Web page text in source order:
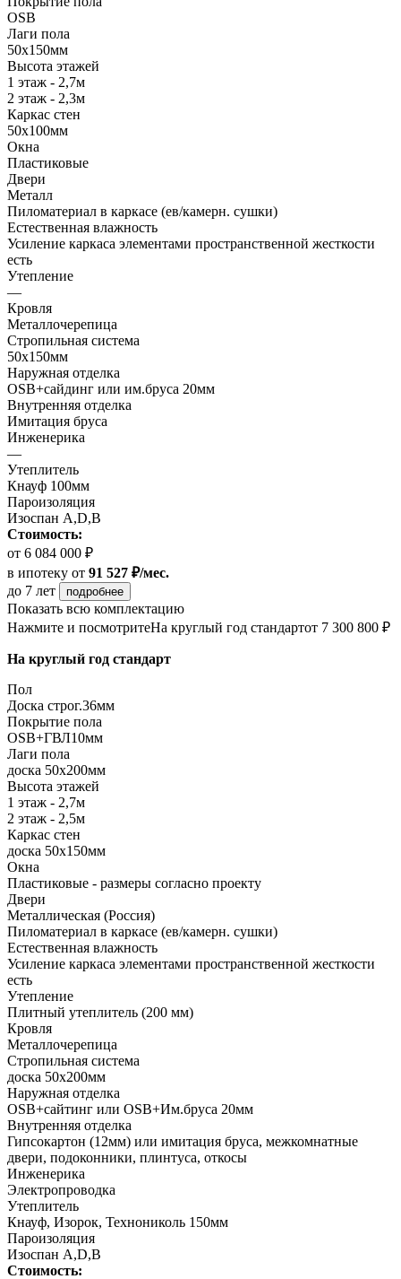
OSB
Лаги пола
50х150мм
Высота этажей
1 этаж - 2,7м
2 этаж - 2,3м
Каркас стен
50х100мм
Окна
Пластиковые
Двери
Металл
Пиломатериал в каркасе (ев/камерн. сушки)
Естественная влажность
Усиление каркаса элементами пространственной жесткости
есть
Утепление
—
Кровля
Металлочерепица
Стропильная система
50х150мм
Наружная отделка
OSB+сайдинг или им.бруса 20мм
Внутренняя отделка
Имитация бруса
Инженерика
—
Утеплитель
Кнауф 100мм
Пароизоляция
Изоспан А,D,B
Стоимость:
от 6 084 000 ₽
в ипотеку от 91 527 ₽/мес.
до 7 лет
подробнее
Показать всю комплектацию
Нажмите и посмотритеНа круглый год стандартот 7 300 800 ₽
На круглый год стандарт
Пол
Доска строг.36мм
Покрытие пола
ОSB+ГВЛ10мм
Лаги пола
доска 50х200мм
Высота этажей
1 этаж - 2,7м
2 этаж - 2,5м
Каркас стен
доска 50х150мм
Окна
Пластиковые - размеры согласно проекту
Двери
Металлическая (Россия)
Пиломатериал в каркасе (ев/камерн. сушки)
Естественная влажность
Усиление каркаса элементами пространственной жесткости
есть
Утепление
Плитный утеплитель (200 мм)
Кровля
Металлочерепица
Стропильная система
доска 50х200мм
Наружная отделка
OSB+сайтинг или OSB+Им.бруса 20мм
Внутренняя отделка
Гипсокартон (12мм) или имитация бруса, межкомнатные
двери, подоконники, плинтуса, откосы
Инженерика
Электропроводка
Утеплитель
Кнауф, Изорок, Технониколь 150мм
Пароизоляция
Изоспан A,D,B
Стоимость: